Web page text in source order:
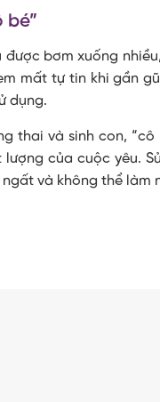
bé”
bơm xuống
mất tự tin khi gần
dụng.
thai và sinh con,
của cuộc yêu.
và không thể làm